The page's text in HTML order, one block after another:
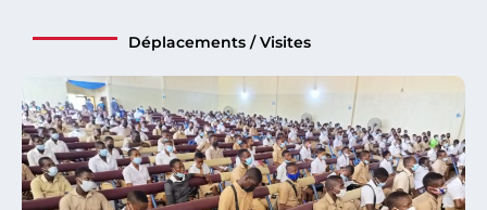
Déplacements / Visites